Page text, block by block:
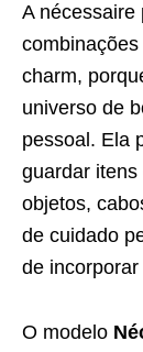
A nécessaire
charm,
universo de
pessoal. Ela
guardar
objetos,
de cuidado
de
O modelo